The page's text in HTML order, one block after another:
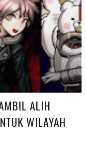
ALIH
WILAYAH